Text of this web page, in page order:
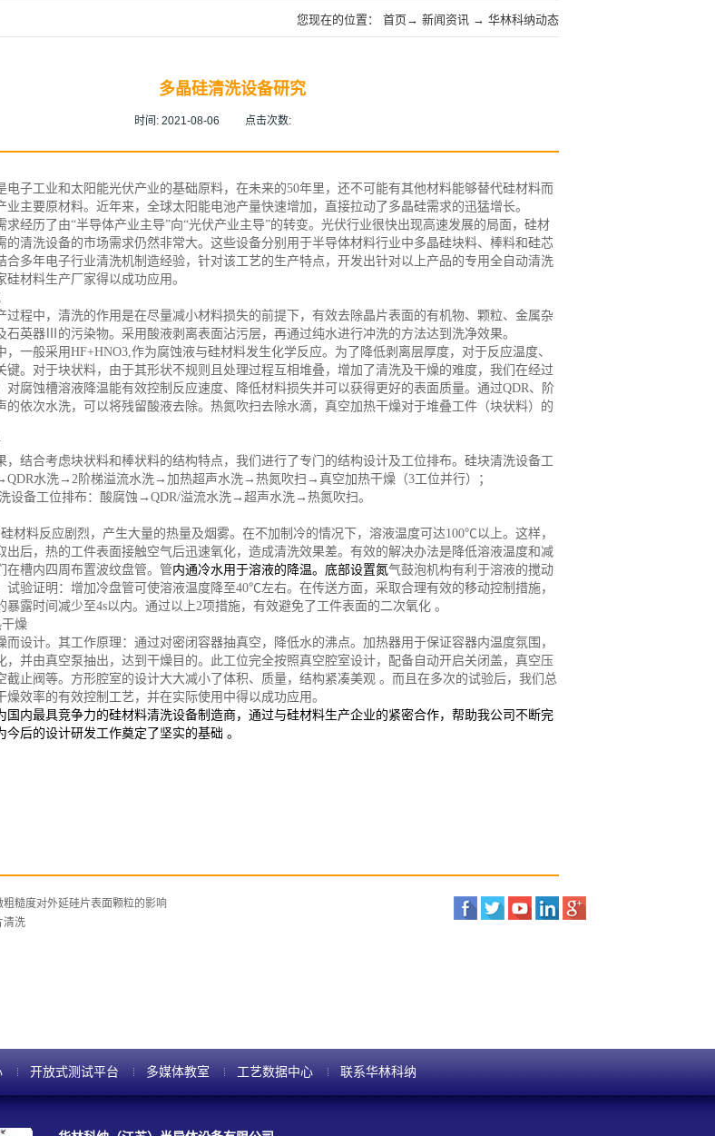
您现在的位置： 首页→ 新闻资讯 → 华林科纳动态
多晶硅清洗设备研究
时间: 2021-08-06 点击次数:
电子工业和太阳能光伏产业的基础原料，在未来的50年里，还不可能有其他材料能够替代硅材料而
业主要原材料。近年来，全球太阳能电池产量快速增加，直接拉动了多晶硅需求的迅猛增长。
求经历了由“半导体产业主导”向“光伏产业主导”的转变。光伏行业很快出现高速发展的局面，硅材
的清洗设备的市场需求仍然非常大。这些设备分别用于半导体材料行业中多晶硅块料、棒料和硅芯
合多年电子行业清洗机制造经验，针对该工艺的生产特点，开发出针对以上产品的专用全自动清洗
硅材料生产厂家得以成功应用。
过程中，清洗的作用是在尽量减小材料损失的前提下，有效去除晶片表面的有机物、颗粒、金属杂
石英器 Ⅲ的污染物。采用酸液剥离表面沾污层，再通过纯水进行冲洗的方法达到洗净效果。
，一般采用HF+HNO3,作为腐蚀液与硅材料发生化学反应。为了降低剥离层厚度，对于反应温度、
键。对于块状料，由于其形状不规则且处理过程互相堆叠，增加了清洗及干燥的难度，我们在经过
对腐蚀槽溶液降温能有效控制反应速度、降低材料损失并可以获得更好的表面质量。通过QDR、阶
的依次水洗，可以将残留酸液去除。热氮吹扫去除水滴，真空加热干燥对于堆叠工件（块状料）的
，结合考虑块状料和棒状料的结构特点，我们进行了专门的结构设计及工位排布。硅块清洗设备工
水洗→2阶梯溢流水洗→加热超声水洗→热氮吹扫→真空加热干燥（3工位并行）
；
设备工位排布：酸腐蚀→QDR/溢流水洗→超声水洗→热氮吹扫。
材料反应剧烈，产生大量的热量及烟雾。在不加制冷的情况下，溶液温度可达100℃以上。这样，
出后，热的工件表面接触空气后迅速氧化，造成清洗效果差。有效的解决办法是降低溶液温度和减
在槽内四周布置波纹盘管。管内通冷水用于溶液的降温。底部设置氮气鼓泡机构有利于溶液的搅动
试验证明：增加冷盘管可使溶液温度降至40℃左右。在传送方面，采取合理有效的移动控制措施，
暴露时间减少至4s以内。通过以上2项措施，有效避免了工件表面的二次氧化 。
燥
而设计。其工作原理：通过对密闭容器抽真空，降低水的沸点。加热器用于保证容器内温度氛围，
，并由真空泵抽出，达到干燥目的。此工位完全按照真空腔室设计，配备自动开启关闭盖，真空压
截止阀等。方形腔室的设计大大减小了体积、质量，结构紧凑美观 。而且在多次的试验后，我们总
燥效率的有效控制工艺，并在实际使用中得以成功应用。
国内最具竞争力的硅材料清洗设备制造商，通过与硅材料生产企业的紧密合作，帮助我公司不断完
今后的设计研发工作奠定了坚实的基础 。
粗糙度对外延硅片表面颗粒的影响
清洗
开放式测试平台 多媒体教室 工艺数据中心 联系华林科纳